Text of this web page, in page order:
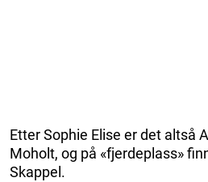
Etter Sophie Elise er det altså
Moholt, og på «fjerdeplass»
Skappel.